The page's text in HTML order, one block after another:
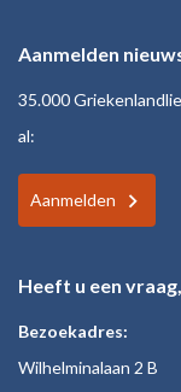
Aanmelden
35.000
al:
Aanmelden
Heeft u een
Bezoekadres:
Wilhelminalaan 2 B